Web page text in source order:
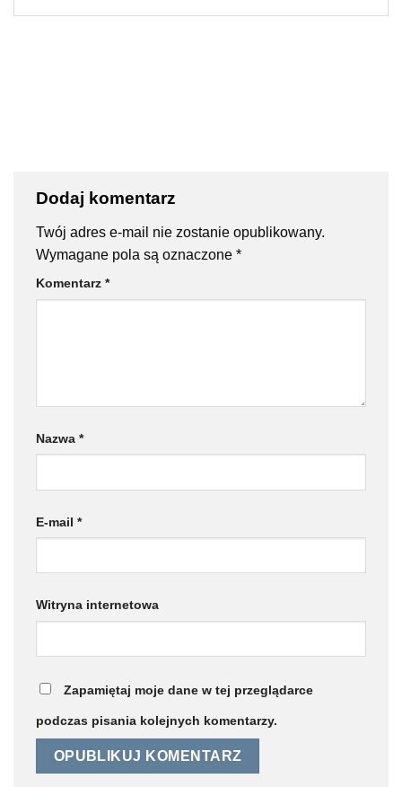
Dodaj komentarz
Twój adres e-mail nie zostanie opublikowany.
Wymagane pola są oznaczone *
Komentarz *
Nazwa *
E-mail *
Witryna internetowa
Zapamiętaj moje dane w tej przeglądarce
podczas pisania kolejnych komentarzy.